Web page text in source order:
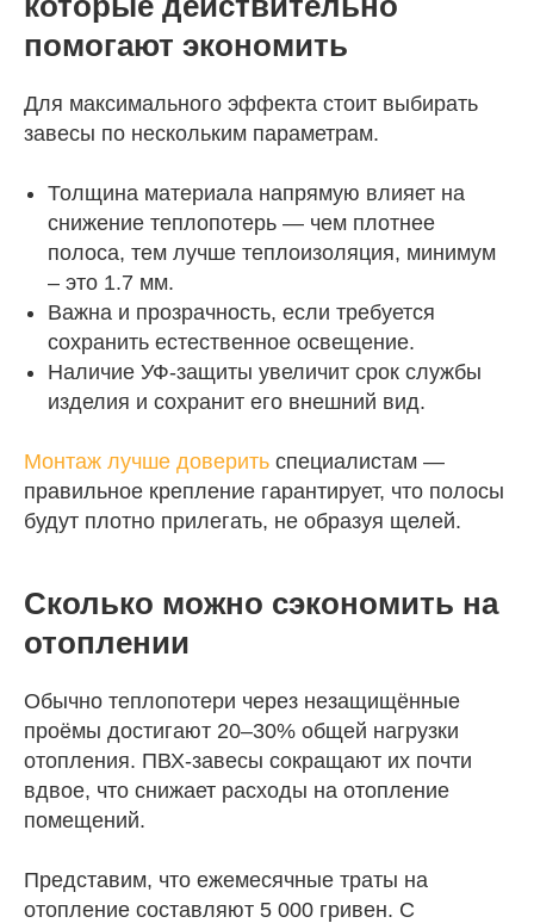
помогают экономить
Для максимального эффекта стоит выбирать
завесы по нескольким параметрам.
Толщина материала напрямую влияет на
снижение теплопотерь — чем плотнее
полоса, тем лучше теплоизоляция, минимум
– это 1.7 мм.
Важна и прозрачность, если требуется
сохранить естественное освещение.
Наличие УФ-защиты увеличит срок службы
изделия и сохранит его внешний вид.
Монтаж лучше доверить специалистам —
правильное крепление гарантирует, что полосы
будут плотно прилегать, не образуя щелей.
Сколько можно сэкономить на
отоплении
Обычно теплопотери через незащищённые
проёмы достигают 20–30% общей нагрузки
отопления. ПВХ-завесы сокращают их почти
вдвое, что снижает расходы на отопление
помещений.
Представим, что ежемесячные траты на
отопление составляют 5 000 гривен. С